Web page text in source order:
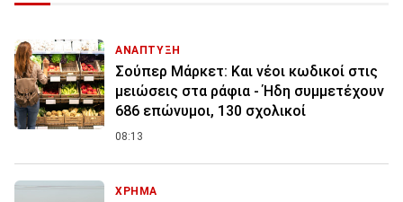
ΑΝΑΠΤΥΞΗ
Σούπερ Μάρκετ: Και νέοι κωδικοί στις
μειώσεις στα ράφια - Ήδη συμμετέχουν
686 επώνυμοι, 130 σχολικοί
08:13
ΧΡΗΜΑ